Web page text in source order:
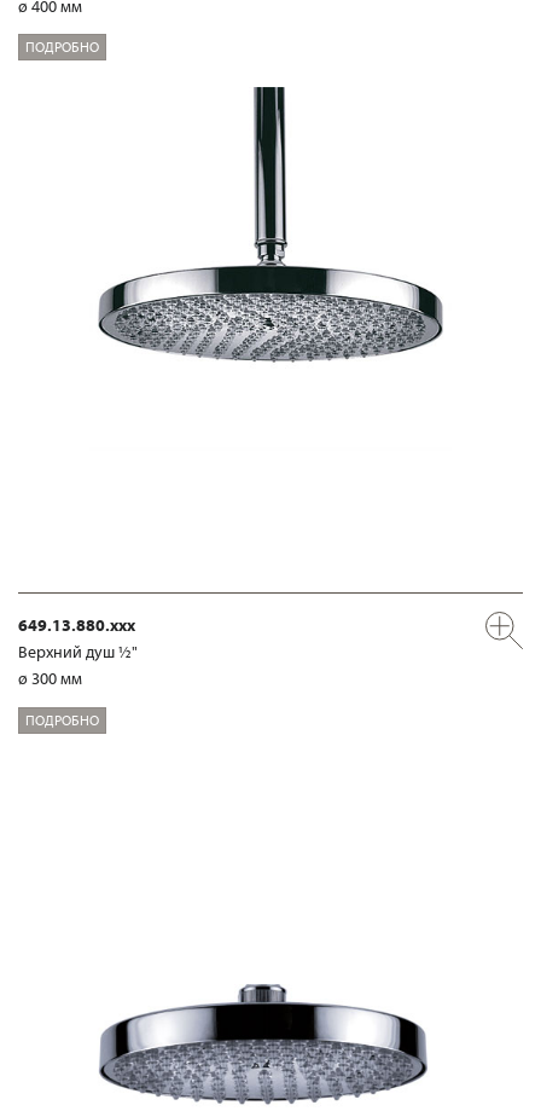
ø 400 мм
ПОДРОБНО
649.13.880.xxx
Верхний душ ½"
ø 300 мм
ПОДРОБНО